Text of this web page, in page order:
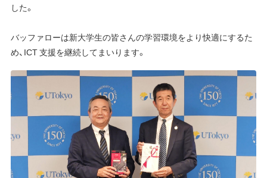
した。
バッファローは新大学生の皆さんの学習環境をより快適にするた
め、ICT 支援を継続してまいります。